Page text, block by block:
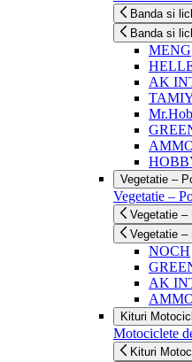
Banda si
Banda si
MENG
AK
Vegetatie –
Vegetatie –
Vegetatie –
Vegetatie –
NOCH
AK
Kituri
Motociclete
Kituri